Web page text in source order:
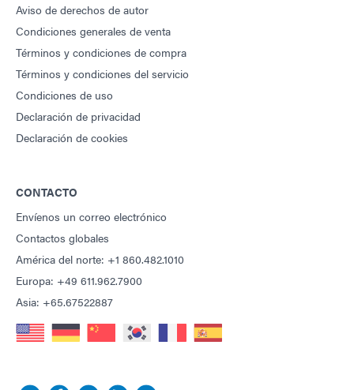
Aviso de derechos de autor
Condiciones generales de venta
Términos y condiciones de compra
Términos y condiciones del servicio
Condiciones de uso
Declaración de privacidad
Declaración de cookies
CONTACTO
Envíenos un correo electrónico
Contactos globales
América del norte: +1 860.482.1010
Europa: +49 611.962.7900
Asia: +65.67522887